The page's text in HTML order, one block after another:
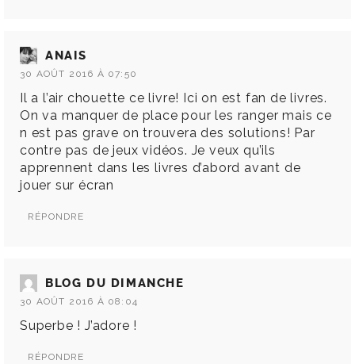
ANAIS
30 AOÛT 2016 À 07:50
Il a l’air chouette ce livre! Ici on est fan de livres.
On va manquer de place pour les ranger mais ce
n est pas grave on trouvera des solutions! Par
contre pas de jeux vidéos. Je veux qu’ils
apprennent dans les livres d’abord avant de
jouer sur écran
RÉPONDRE
BLOG DU DIMANCHE
30 AOÛT 2016 À 08:04
Superbe ! J’adore !
RÉPONDRE